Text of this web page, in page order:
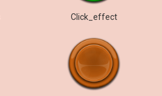
Click_effect